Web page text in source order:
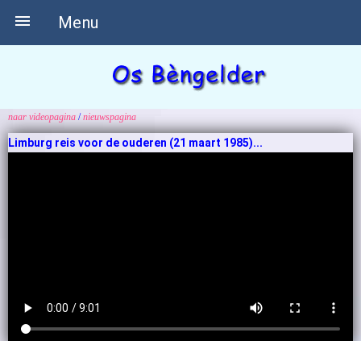
Menu

naar videopagina /nieuwspagina
Limburg reis voor de ouderen (21 maart 1985)...